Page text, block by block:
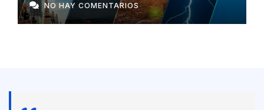
NO HAY COMENTARIOS